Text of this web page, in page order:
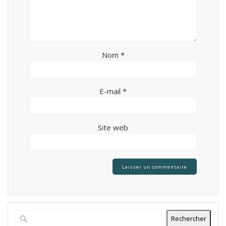
Nom *
E-mail *
Site web
Rechercher